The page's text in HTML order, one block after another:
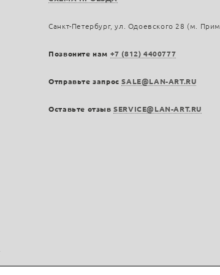
Санкт-Петербург, ул. Одоевского 28 (м.
Позвоните нам +7 (812) 4400777
Отправьте запросSALE@LAN-ART.RU
Оставьте отзывSERVICE@LAN-ART.RU